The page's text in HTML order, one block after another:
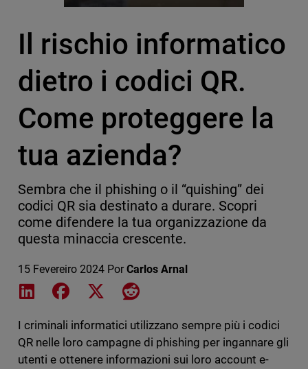
Il rischio informatico
dietro i codici QR.
Come proteggere la
tua azienda?
Sembra che il phishing o il “quishing” dei
codici QR sia destinato a durare. Scopri
come difendere la tua organizzazione da
questa minaccia crescente.
15 Fevereiro 2024 Por Carlos Arnal
Share on LinkedIn
Share on Facebook
Share on XShare on Reddit
I criminali informatici utilizzano sempre più i codici
QR nelle loro campagne di phishing per ingannare gli
utenti e ottenere informazioni sui loro account e-